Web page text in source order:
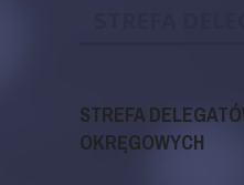
STREFA
STREFA
OKRĘGOWYCH